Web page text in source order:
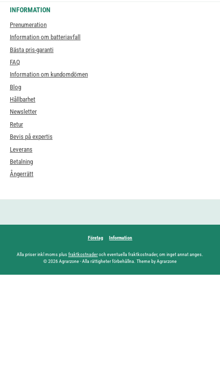
INFORMATION
Prenumeration
Information om batteriavfall
Bästa pris-garanti
FAQ
Information om kundomdömen
Blog
Hållbarhet
Newsletter
Retur
Bevis på expertis
Leverans
Betalning
Ångerrätt
Företag Information
Alla priser inkl moms plus fraktkostnaderoch eventuella fraktkostnader, om inget annat anges.
© 2026 Agrarzone - Alla rättigheter förbehållna. Theme by Agrarzone